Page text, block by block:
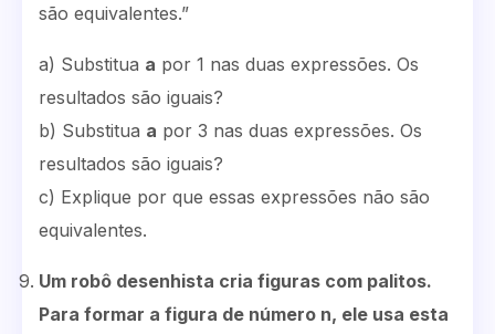
são equivalentes.”
a) Substitua a por 1 nas duas expressões. Os
resultados são iguais?
b) Substitua a por 3 nas duas expressões. Os
resultados são iguais?
c) Explique por que essas expressões não são
equivalentes.
Um robô desenhista cria figuras com palitos.
Para formar a figura de número n, ele usa esta